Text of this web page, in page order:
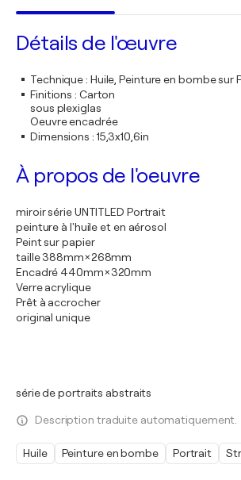
Détails de l'œuvre
Technique: Huile, Peinture en bombe sur
Finitions : Carton
sous plexiglas
Oeuvre encadrée
Dimensions : 15,3x10,6in
À propos de l'oeuvre
miroir série UNTITLED Portrait
peinture à l'huile et en aérosol
Peint sur papier
taille 388mm×268mm
Encadré 440mm×320mm
Verre acrylique
Prêt à accrocher
original unique
série de portraits abstraits
Description traduite automatiquement.
Huile Peinture en bombe Portrait